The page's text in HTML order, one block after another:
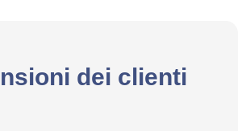
dei clienti